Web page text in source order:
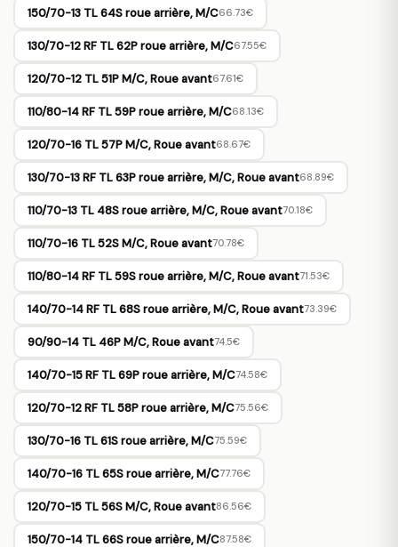
150/70-13 TL 64S roue arrière, M/C66.73€
130/70-12 RF TL 62P roue arrière, M/C67.55€
120/70-12 TL 51P M/C, Roue avant67.61€
110/80-14 RF TL 59P roue arrière, M/C68.13€
120/70-16 TL 57P M/C, Roue avant68.67€
130/70-13 RF TL 63P roue arrière, M/C, Roue avant68.89€
110/70-13 TL 48S roue arrière, M/C, Roue avant70.18€
110/70-16 TL 52S M/C, Roue avant70.78€
110/80-14 RF TL 59S roue arrière, M/C, Roue avant71.53€
140/70-14 RF TL 68S roue arrière, M/C, Roue avant73.39€
90/90-14 TL 46P M/C, Roue avant74.5€
140/70-15 RF TL 69P roue arrière, M/C74.58€
120/70-12 RF TL 58P roue arrière, M/C75.56€
130/70-16 TL 61S roue arrière, M/C75.59€
140/70-16 TL 65S roue arrière, M/C77.76€
120/70-15 TL 56S M/C, Roue avant86.56€
150/70-14 TL 66S roue arrière, M/C87.58€